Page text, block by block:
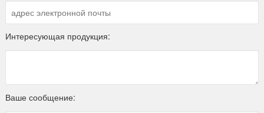
Интересующая продукция:
Ваше сообщение: